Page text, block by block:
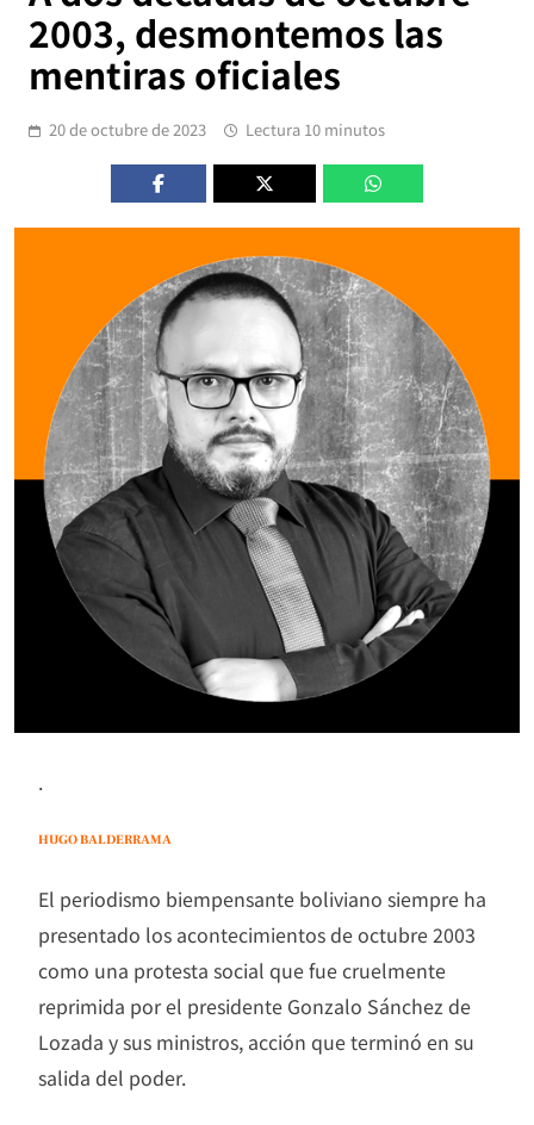
2003, desmontemos las
mentiras oficiales
20 de octubre de 2023 Lectura 10 minutos
.
HUGO BALDERRAMA
El periodismo biempensante boliviano siempre ha
presentado los acontecimientos de octubre 2003
como una protesta social que fue cruelmente
reprimida por el presidente Gonzalo Sánchez de
Lozada y sus ministros, acción que terminó en su
salida del poder.